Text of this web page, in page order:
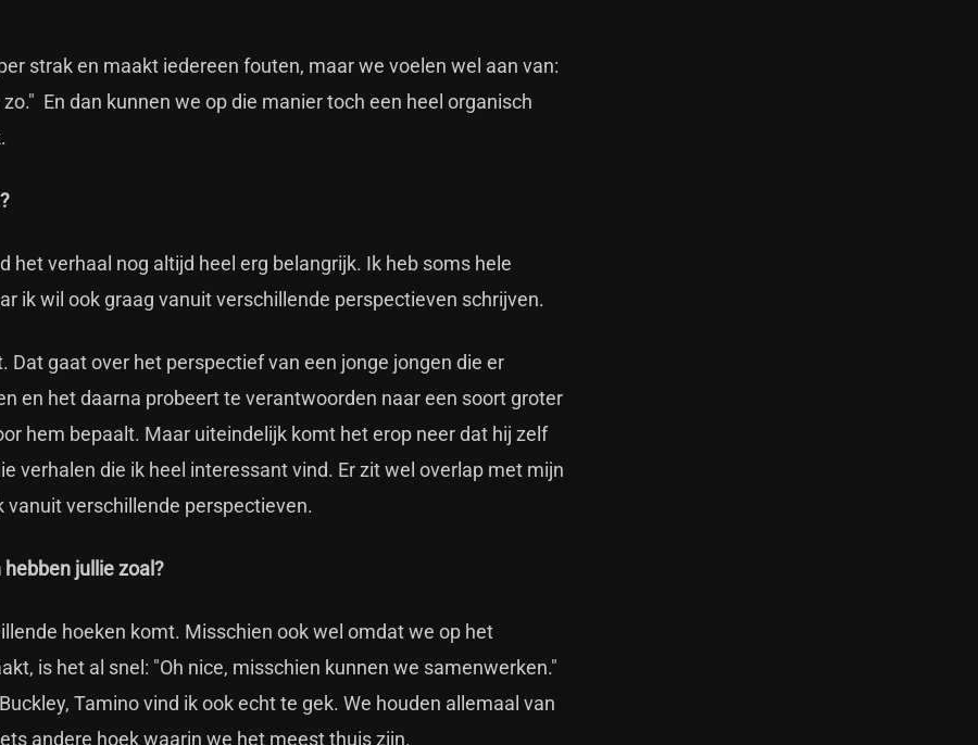
strak en maakt iedereen fouten, maar we voelen wel aan van:
En dan kunnen we op die manier toch een heel organisch
het verhaal nog altijd heel erg belangrijk. Ik heb soms hele
ik wil ook graag vanuit verschillende perspectieven schrijven.
gaat over het perspectief van een jonge jongen die er
en het daarna probeert te verantwoorden naar een soort groter
hem bepaalt. Maar uiteindelijk komt het erop neer dat hij zelf
verhalen die ik heel interessant vind. Er zit wel overlap met mijn
verschillende perspectieven.
jullie zoal?
hoeken komt. Misschien ook wel omdat we op het
is het al snel: "Oh nice, misschien kunnen we samenwerken."
Tamino vind ik ook echt te gek. We houden allemaal van
andere hoek waarin we het meest thuis zijn.